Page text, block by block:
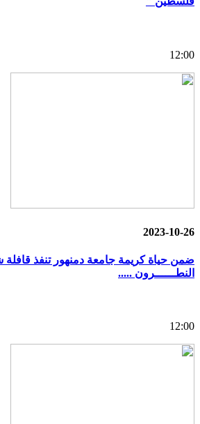
12:00
2023-10-26
ضمن حياة كريمة جامعة دمنهور تنفذ قافلة
النطــــــرون .....
12:00